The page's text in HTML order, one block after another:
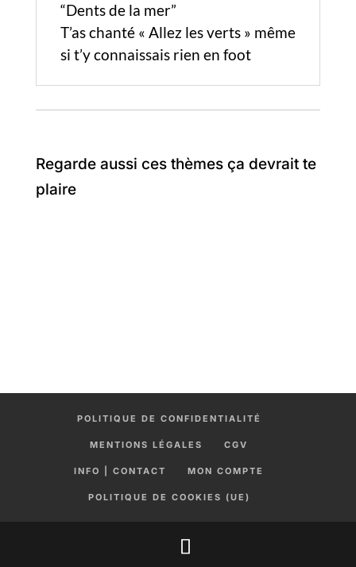
“Dents de la mer”
T’as chanté « Allez les verts » même
si t’y connaissais rien en foot
Regarde aussi ces thèmes ça devrait te
plaire
POLITIQUE DE CONFIDENTIALITÉ
MENTIONS LÉGALES CGV
INFO | CONTACT MON COMPTE
POLITIQUE DE COOKIES (UE)